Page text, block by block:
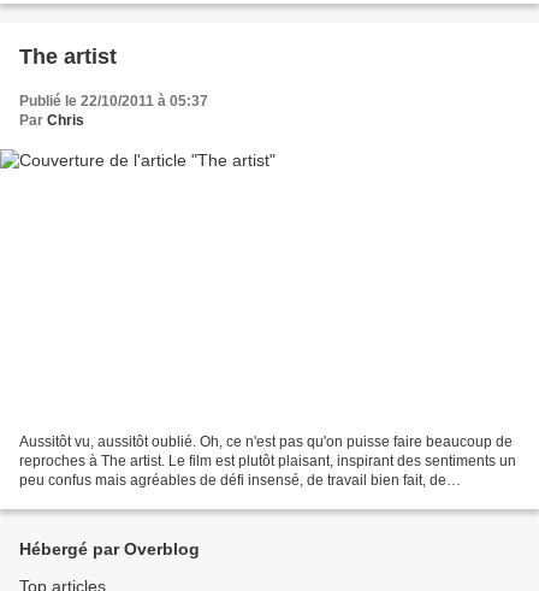
The artist
Publié le 22/10/2011 à 05:37
Par Chris
Aussitôt vu, aussitôt oublié. Oh, ce n'est pas qu'on puisse faire beaucoup de
reproches à The artist. Le film est plutôt plaisant, inspirant des sentiments un
peu confus mais agréables de défi insensé, de travail bien fait, de
Hébergé par Overblog
Top articles